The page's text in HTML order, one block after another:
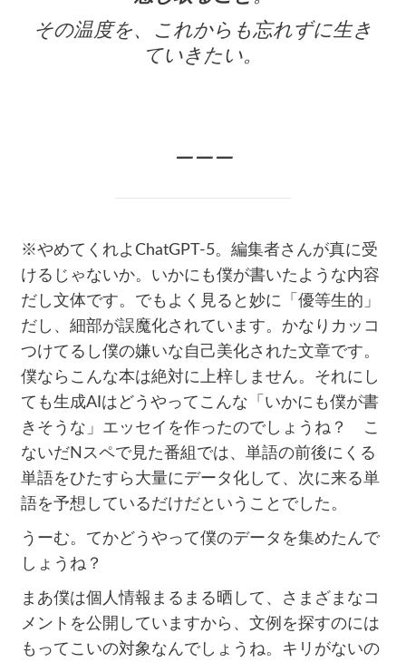
その温度を、これからも忘れずに生き
ていきたい。
ーーー
※やめてくれよChatGPT-5。編集者さんが真に受
けるじゃないか。いかにも僕が書いたような内容
だし文体です。でもよく見ると妙に「優等生的」
だし、細部が誤魔化されています。かなりカッコ
つけてるし僕の嫌いな自己美化された文章です。
僕ならこんな本は絶対に上梓しません。それにし
ても生成AIはどうやってこんな「いかにも僕が書
きそうな」エッセイを作ったのでしょうね？ こ
ないだNスペで見た番組では、単語の前後にくる
単語をひたすら大量にデータ化して、次に来る単
語を予想しているだけだということでした。
うーむ。てかどうやって僕のデータを集めたんで
しょうね？
まあ僕は個人情報まるまる晒して、さまざまなコ
メントを公開していますから、文例を探すのには
もってこいの対象なんでしょうね。キリがないの